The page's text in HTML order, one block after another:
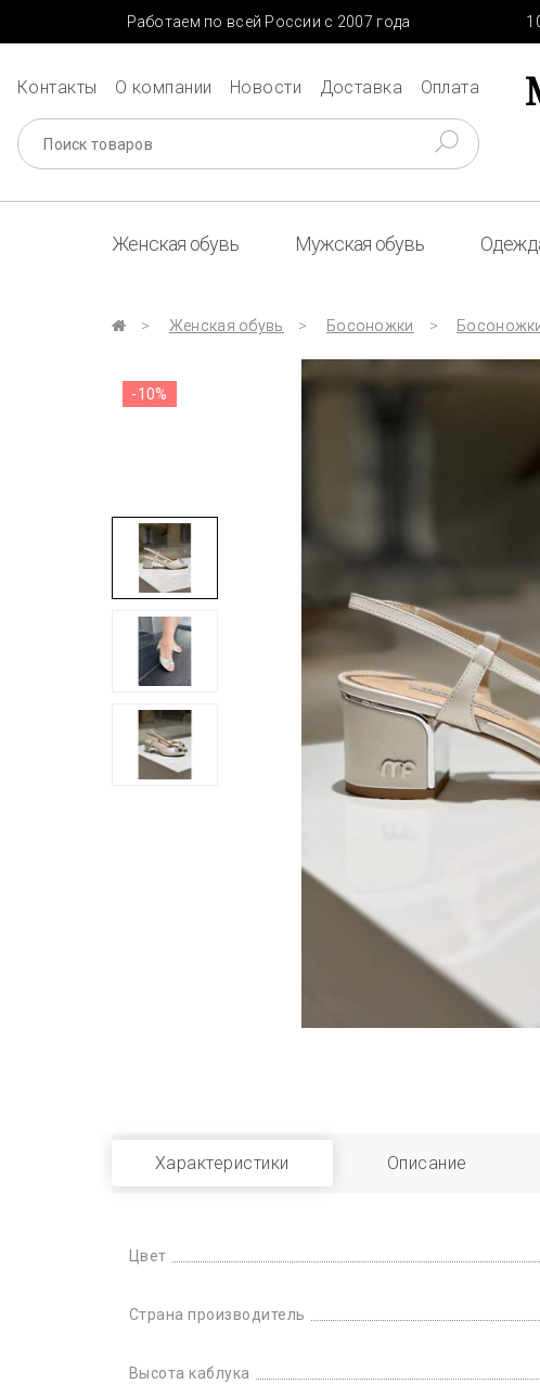
Работаем по всей России с 2007 года
Контакты О компании Новости Доставка Оплата
Женская обувь Мужская обувь
Женская обувь Босоножки
-10%
Характеристики Описание
Цвет
Страна производитель
Высота каблука